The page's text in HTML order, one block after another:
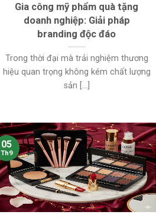
Gia công mỹ phẩm quà tặng
doanh nghiệp: Giải pháp
branding độc đáo
Trong thời đại mà trải nghiệm thương
hiệu quan trọng không kém chất lượng
sản [...]
05
Th9